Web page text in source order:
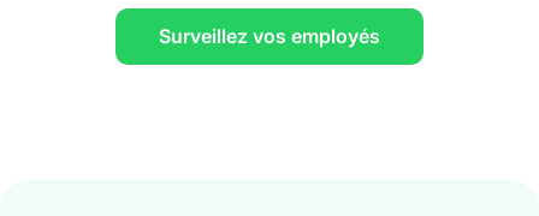
Surveillez vos employés